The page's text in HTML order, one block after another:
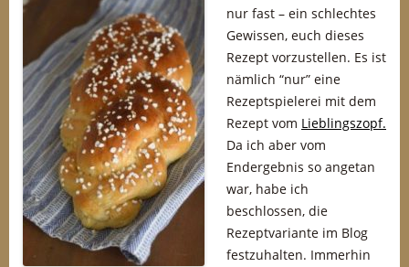
nur fast – ein schlechtes
Gewissen, euch dieses
Rezept vorzustellen. Es ist
nämlich “nur” eine
Rezeptspielerei mit dem
Rezept vom Lieblingszopf.
Da ich aber vom
Endergebnis so angetan
war, habe ich
beschlossen, die
Rezeptvariante im Blog
festzuhalten. Immerhin